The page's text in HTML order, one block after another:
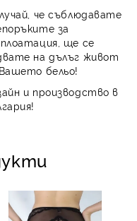
че съблюдавате
за
ще се
на дълъг живот
бельо!
и производство в